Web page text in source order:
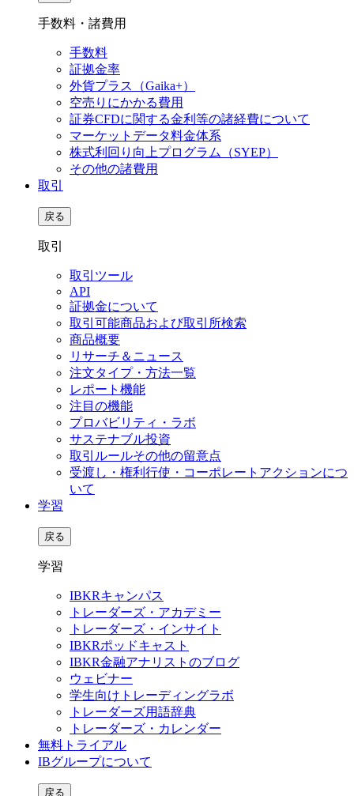
手数料・諸費用
手数料
証拠金率
外貨プラス（Gaika+）
空売りにかかる費用
証券CFDに関する金利等の諸経費について
マーケットデータ料金体系
株式利回り向上プログラム（SYEP）
その他の諸費用
取引
戻る
取引
取引ツール
API
証拠金について
取引可能商品および取引所検索
商品概要
リサーチ＆ニュース
注文タイプ・方法一覧
レポート機能
注目の機能
プロバビリティ・ラボ
サステナブル投資
取引ルールその他の留意点
受渡し・権利行使・コーポレートアクションにつ
いて
学習
戻る
学習
IBKRキャンパス
トレーダーズ・アカデミー
トレーダーズ・インサイト
IBKRポッドキャスト
IBKR金融アナリストのブログ
ウェビナー
学生向けトレーディングラボ
トレーダーズ用語辞典
トレーダーズ・カレンダー
無料トライアル
IBグループについて
戻る